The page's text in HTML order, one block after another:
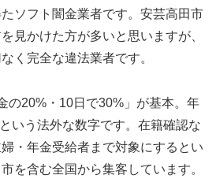
ソフト闇金業者です。安芸高田市
見かけた方が多いと思いますが、
く完全な違法業者です。
の20%・10日で30%」が基本。年
いう法外な数字です。在籍確認な
・年金受給者まで対象にするとい
を含む全国から集客しています。